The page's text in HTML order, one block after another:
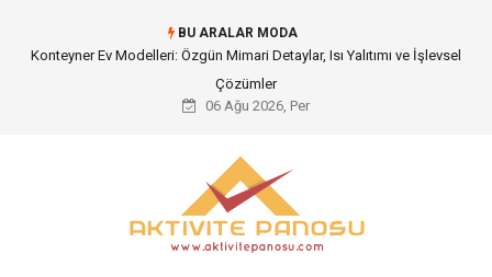
BU ARALAR MODA
Nakliye Nedir ve Tedarik Zincirindeki Önemi Nasıl Anlaşılır?
06 Ağu 2026, Per